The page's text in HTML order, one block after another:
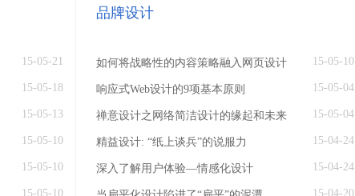
15-05-21
15-05-18
15-05-13
15-05-10
15-05-10
15-05-10
品牌设计
如何将战略性的内容策略融入网页设计 15-05-10
响应式Web设计的9项基本原则 15-05-04
禅意设计之网络简洁设计的缘起和未来 15-05-04
精益设计: “纸上谈兵”的说服力 15-04-24
深入了解用户体验—情感化设计 15-04-24
15-04-20